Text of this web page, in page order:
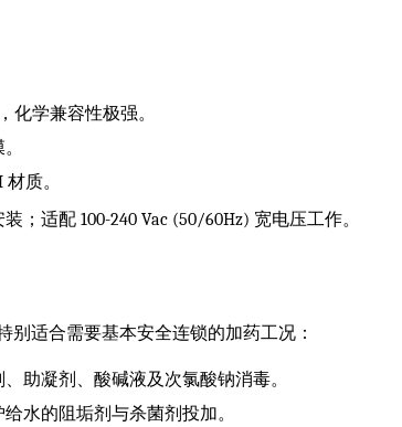
，化学兼容性极强。
材质。
；适配 100-240 Vac (50/60Hz) 宽电压工作。
别适合需要基本安全连锁的加药工况：
、助凝剂、酸碱液及次氯酸钠消毒。
水的阻垢剂与杀菌剂投加。